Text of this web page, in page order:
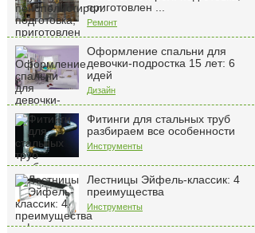
приготовлен ...
Ремонт
Оформление спальни для
девочки-подростка 15 лет: 6
идей
Дизайн
Фитинги для стальных труб
разбираем все особенности
Инструменты
Лестницы Эйфель-классик: 4
преимущества
Инструменты